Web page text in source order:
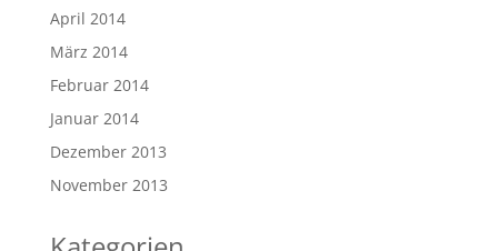
April 2014
März 2014
Februar 2014
Januar 2014
Dezember 2013
November 2013